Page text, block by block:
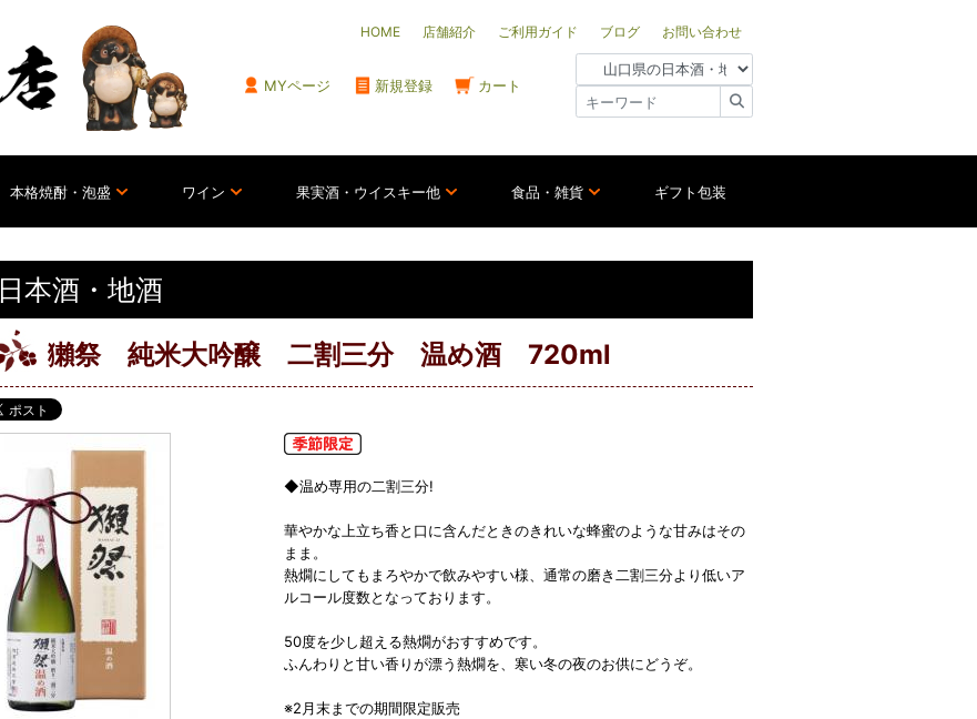
HOME 店舗紹介 ご利用ガイド ブログ お問い合わせ
MYページ 新規登録 カート
本格焼酎・泡盛 ワイン 果実酒・ウイスキー他 食品・雑貨 ギフト包装
日本酒・地酒
獺祭 純米大吟醸 二割三分 温め酒 720ml
◆温め専用の二割三分!
華やかな上立ち香と口に含んだときのきれいな蜂蜜のような甘みはその
まま。
熱燗にしてもまろやかで飲みやすい様、通常の磨き二割三分より低いア
ルコール度数となっております。
50度を少し超える熱燗がおすすめです。
ふんわりと甘い香りが漂う熱燗を、寒い冬の夜のお供にどうぞ。
※2月末までの期間限定販売